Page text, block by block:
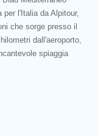
l'Italia da Alpitour,
che sorge presso il
dall'aeroporto,
spiaggia